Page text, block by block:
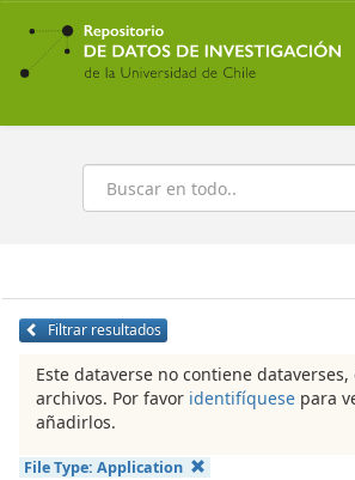
Ir
contenido
principal
Buscar
Filtrar resultados
Este dataverse no contiene
archivos. Por favor identifíquese para
añadirlos.
File Type: Application